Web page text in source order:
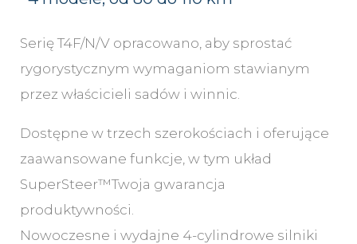
Serię T4F/N/V opracowano, aby sprostać
rygorystycznym wymaganiom stawianym
przez właścicieli sadów i winnic.
Dostępne w trzech szerokościach i oferujące
zaawansowane funkcje, w tym układ
SuperSteer™Twoja gwarancja
produktywności.
Nowoczesne i wydajne 4-cylindrowe silniki